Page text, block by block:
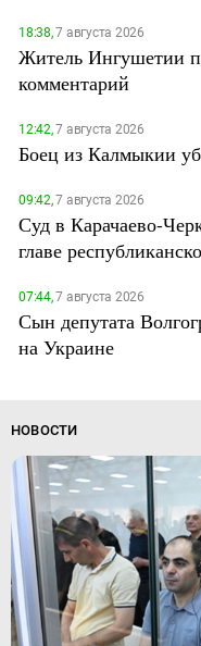
18:38,7 августа 2026
Житель Ингушетии
комментарий
12:42,7 августа 2026
Боец из Калмыкии
09:42,7 августа 2026
Суд в Карачаево-
главе
07:44,7 августа 2026
Сын депутата
на Украине
НОВОСТИ